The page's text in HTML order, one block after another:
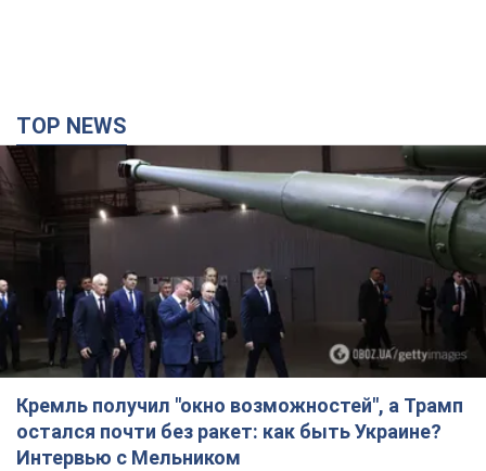
TOP NEWS
Кремль получил "окно возможностей", а Трамп
остался почти без ракет: как быть Украине?
Интервью с Мельником